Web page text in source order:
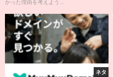
かった理由を考えよう...
ネタ